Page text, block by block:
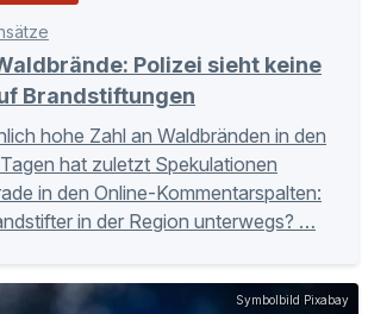
Polizei sieht keine
Brandstiftungen
hohe Zahl an Waldbränden in den
hat zuletzt Spekulationen
in den Online-Kommentarspalten:
in der Region unterwegs? …
Symbolbild Pixabay